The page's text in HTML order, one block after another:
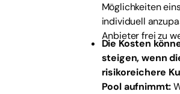
Möglichkeiten
individuell
Anbieter frei zu
Die Kosten
steigen, wenn
risikoreichere
Pool aufnimmt: